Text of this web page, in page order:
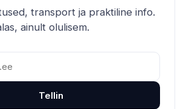
transport ja praktiline info.
ainult olulisem.
Tellin